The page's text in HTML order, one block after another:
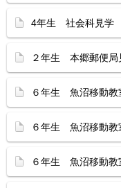
4年生 社会科見学
２年生 本郷郵便局
６年生 魚沼移動
６年生 魚沼移動
６年生 魚沼移動